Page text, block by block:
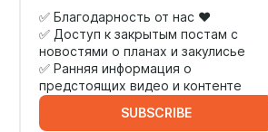
✅ Благодарность от нас ❤️
✅ Доступ к закрытым постам с
новостями о планах и закулисье
✅ Ранняя информация о
предстоящих видео и контенте
SUBSCRIBE